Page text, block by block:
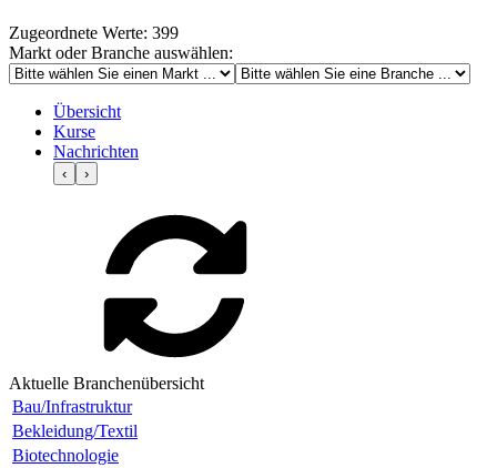
Zugeordnete Werte: 399
Markt oder Branche auswählen:
Übersicht
Kurse
Nachrichten
‹ ›
Aktuelle Branchenübersicht
Bau/Infrastruktur
Bekleidung/Textil
Biotechnologie